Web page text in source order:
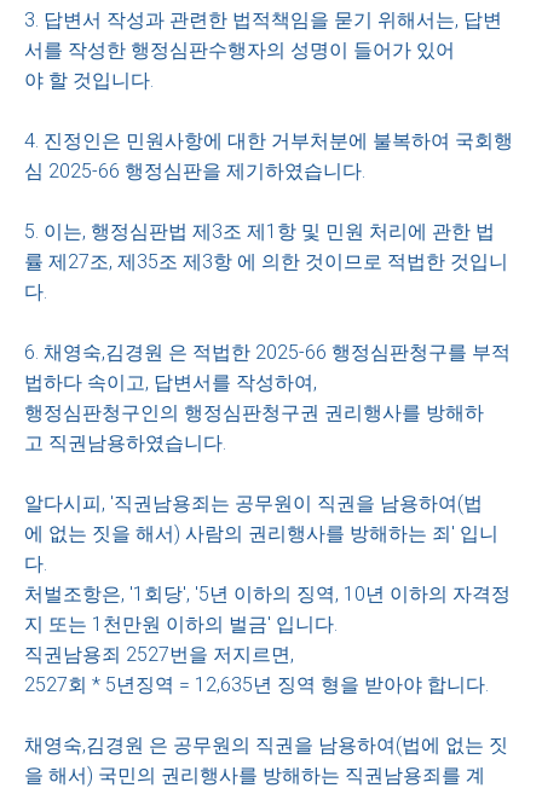
3. 답변서 작성과 관련한 법적책임을 묻기 위해서는, 답변
서를 작성한 행정심판수행자의 성명이 들어가 있어
야 할 것입니다.
4. 진정인은 민원사항에 대한 거부처분에 불복하여 국회행
심 2025-66 행정심판을 제기하였습니다.
5. 이는, 행정심판법 제3조 제1항 및 민원 처리에 관한 법
률 제27조, 제35조 제3항 에 의한 것이므로 적법한 것입니
다.
6. 채영숙,김경원 은 적법한 2025-66 행정심판청구를 부적
법하다 속이고, 답변서를 작성하여,
행정심판청구인의 행정심판청구권 권리행사를 방해하
고 직권남용하였습니다.
알다시피, '직권남용죄는 공무원이 직권을 남용하여(법
에 없는 짓을 해서) 사람의 권리행사를 방해하는 죄' 입니
다.
처벌조항은, '1회당', '5년 이하의 징역, 10년 이하의 자격정
지 또는 1천만원 이하의 벌금' 입니다.
직권남용죄 2527번을 저지르면,
2527회 * 5년징역 = 12,635년 징역 형을 받아야 합니다.
채영숙,김경원 은 공무원의 직권을 남용하여(법에 없는 짓
을 해서) 국민의 권리행사를 방해하는 직권남용죄를 계